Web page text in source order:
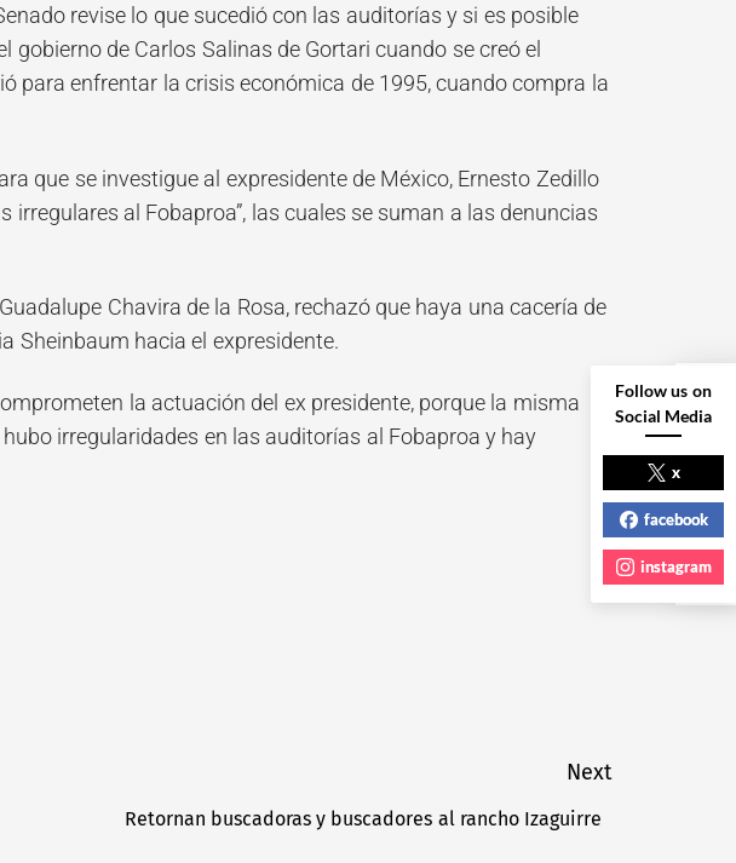
revise lo que sucedió con las auditorías y si es posible
de Carlos Salinas de Gortari cuando se creó el
para enfrentar la crisis económica de 1995, cuando compra la
que se investigue al expresidente de México, Ernesto Zedillo
irregulares al Fobaproa”, las cuales se suman a las denuncias
Chavira de la Rosa, rechazó que haya una cacería de
Sheinbaum hacia el expresidente.
la actuación del ex presidente, porque la misma
irregularidades en las auditorías al Fobaproa y hay
Next
Retornan buscadoras y buscadores al rancho Izaguirre
NEXT POST
Follow us on
Social Media
x
facebook
instagram